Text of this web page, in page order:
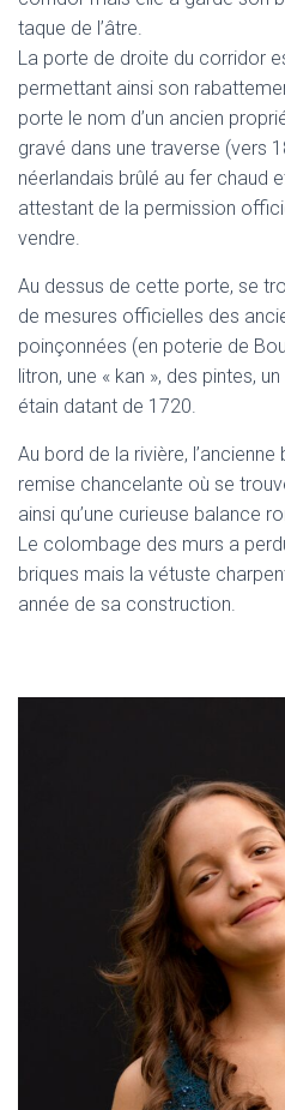
taque de l’âtre.
La porte de droite du corridor
permettant ainsi son
porte le nom d’un ancien
gravé dans une traverse (vers
néerlandais brûlé au fer chaud
attestant de la permission
vendre.
Au dessus de cette porte, se
de mesures officielles des
poinçonnées (en poterie de
litron, une « kan », des pintes,
étain datant de 1720.
Au bord de la rivière, l’ancienne
remise chancelante où se
ainsi qu’une curieuse balance
Le colombage des murs a
briques mais la vétuste
année de sa construction.